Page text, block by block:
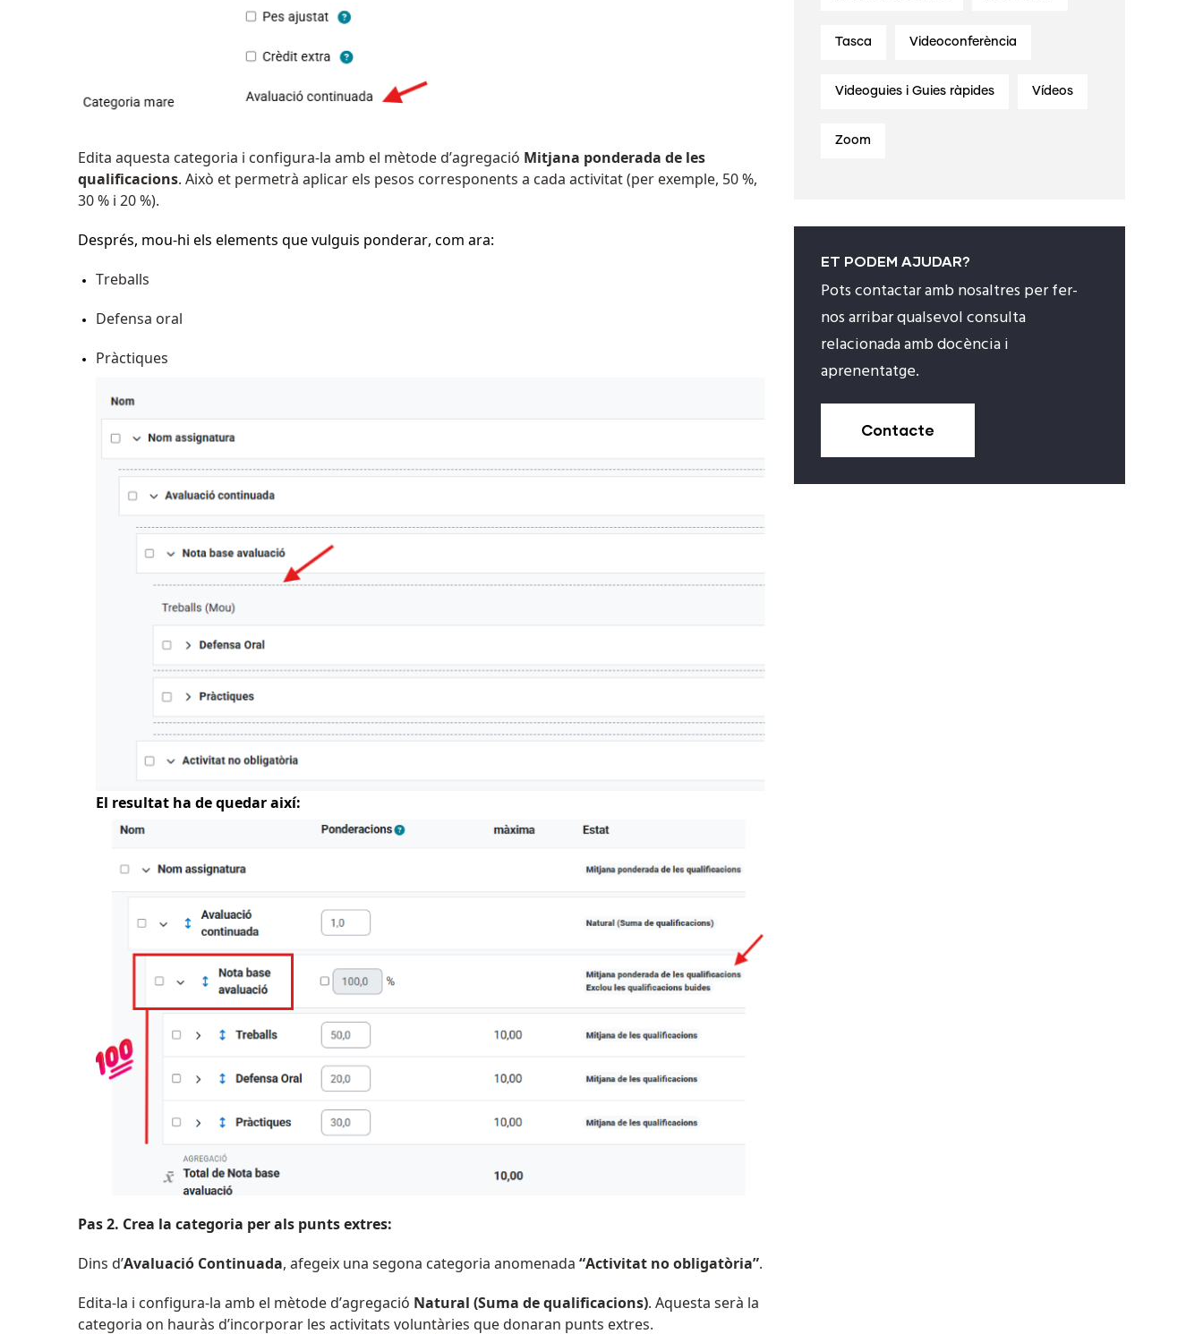
Edita aquesta categoria i configura-la amb el mètode d’agregació Mitjana ponderada de les
qualificacions. Això et permetrà aplicar els pesos corresponents a cada activitat (per exemple, 50 %,
30 % i 20 %).
Després, mou-hi els elements que vulguis ponderar, com ara:
Treballs
Defensa oral
Pràctiques
El resultat ha dequedar així:
Pas 2. Crea la categoria per als punts extres:
Dins d’Avaluació Continuada, afegeix una segona categoria anomenada “Activitat no obligatòria”.
Edita-la i configura-la amb el mètode d’agregació Natural (Suma de qualificacions). Aquesta serà la
categoria on hauràs d’incorporar les activitats voluntàries que donaran punts extres.
Tasca Videoconferència
Videoguies i Guies ràpides Vídeos
Zoom
ET PODEM AJUDAR?
Pots contactar amb nosaltres per fer-
nos arribar qualsevol consulta
relacionada amb docència i
aprenentatge.
Contacte